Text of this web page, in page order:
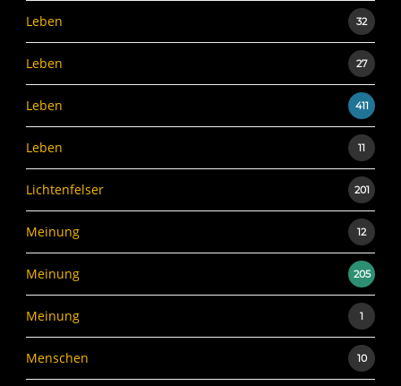
Leben 32
Leben 27
Leben 411
Leben 11
Lichtenfelser 201
Meinung 12
Meinung 205
Meinung 1
Menschen 10